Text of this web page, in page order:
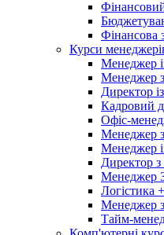
Фінансова
Курси
Менеджер
Менеджер
Директор
Кадровий
Офіс-
Менеджер
Менеджер
Директор з
Менеджер
Логістика
Менеджер
Тайм-